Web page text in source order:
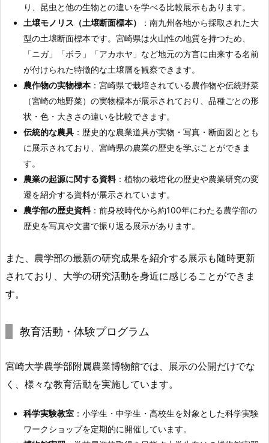
り、昆虫と他の生物との違いを学べる比較展示もあります。
土壌モノリス（土壌断面標本）
：南九州各地から採取された大
型の土壌断面標本です。宮崎県は火山性の地質を持つため、
「ニガ」「ボラ」「アカホヤ」など地元の方言に由来する名前
が付けられた特徴的な土壌層を観察できます。
農作物の実物標本：宮崎県で栽培されている農作物や伝統野菜
（宮崎の地野菜）の実物標本が展示されており、品種ごとの形
状・色・大きさの違いを比較できます。
伝統的な農具 ：歴史的な農業道具が実物・写真・断面図ととも
に展示されており、宮崎県の農業の歴史を学ぶことができま
す。
農業の起源に関する資料：植物の栽培化の歴史や農業研究の変
遷を紹介する資料が展示されています。
農学部の歴史資料：前身校時代から約100年にわたる農学部の
歴史を写真や文書で振り返る展示があります。
また、農学部の最新の研究成果を紹介する展示も随時更新
されており、大学の研究活動を身近に感じることができま
す。
教育活動・体験プログラム
宮崎大学農学部附属農業博物館では、展示の公開だけでな
く、様々な教育活動を実施しています。
科学実験教室 ：小学生・中学生・高校生を対象とした科学実験
ワークショップを定期的に開催しています。